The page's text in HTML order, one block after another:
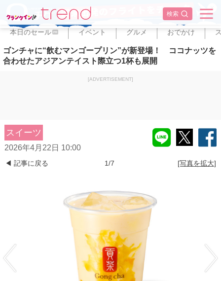
検索
✕
本日のセール PR イベント グルメ おでかけ
ゴンチャに“飲むマンゴープリン”が新登場！ ココナッツを
合わせたアジアンテイスト際立つ1杯も展開
[ADVERTISEMENT]
スイーツ
2026年4月22日 10:00
◀ 記事に戻る 1/7 [写真を拡大]